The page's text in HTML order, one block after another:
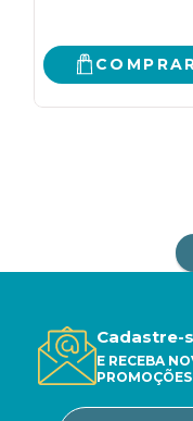
Cadastre-
E RECEBA
PROMOÇÕES